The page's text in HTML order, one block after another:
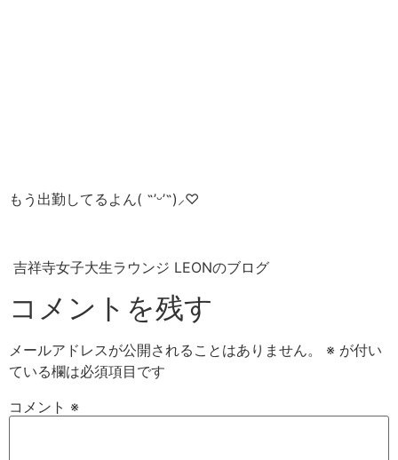
もう出勤してるよん( ˶’ᵕ’˶)⸝‪‪‎♡
吉祥寺女子大生ラウンジ LEONのブログ
コメントを残す
メールアドレスが公開されることはありません。 ※ が付い
ている欄は必須項目です
コメント ※